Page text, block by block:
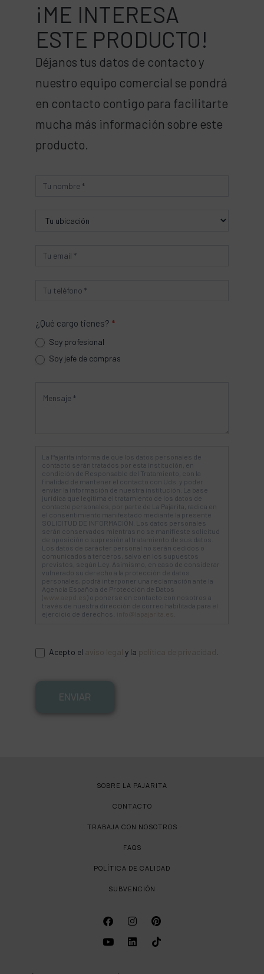
¡ME INTERESA
ESTE PRODUCTO!
Déjanos tus datos de contacto y
nuestro equipo comercial se pondrá
en contacto contigo para facilitarte
mucha más información sobre este
producto.
Producto
¿Qué cargo tienes? *
Soy profesional
Soy jefe de compras
La Pajarita informa de que los datos personales de
contacto serán tratados por esta institución, en
condición de Responsable del Tratamiento, con la
finalidad de mantener el contacto con Uds. y poder
enviar la información de nuestra institución. La base
jurídica que legitima el tratamiento de los datos de
contacto personales, por parte de La Pajarita, radica en
el consentimiento manifestado mediante la presente
SOLICITUD DE INFORMACIÓN. Los datos personales
serán conservados mientras no se manifieste solicitud
de oposición o supresión al tratamiento de sus datos.
Los datos de carácter personal no serán cedidos o
comunicados a terceros, salvo en los supuestos
previstos, según Ley. Asimismo, en caso de considerar
vulnerado su derecho a la protección de datos
personales, podrá interponer una reclamación ante la
Agencia Española de Protección de Datos
(
) o ponerse en contacto con nosotros a
través de nuestra dirección de correo habilitada para el
ejercicio de derechos:
Acepto el y la .
ENVIAR
SOBRE LA PAJARITA
CONTACTO
TRABAJA CON NOSOTROS
FAQS
POLÍTICA DE CALIDAD
SUBVENCIÓN